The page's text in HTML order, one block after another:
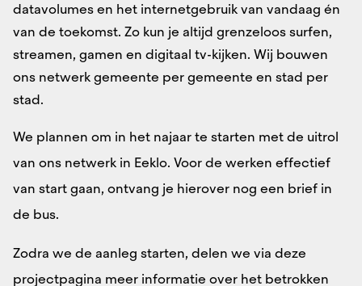
datavolumes en het internetgebruik van vandaag én
van de toekomst. Zo kun je altijd grenzeloos surfen,
streamen, gamen en digitaal tv-kijken. Wij bouwen
ons netwerk gemeente per gemeente en stad per
stad.
We plannen om in het najaar te starten met de uitrol
van ons netwerk in Eeklo. Voor de werken effectief
van start gaan, ontvang je hierover nog een brief in
de bus.
Zodra we de aanleg starten, delen we via deze
projectpagina meer informatie over het betrokken